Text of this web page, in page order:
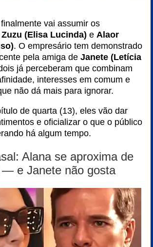
vai assumir os
Zuzu (Elisa Lucinda) e Alaor
. O empresário tem demonstrado
pela amiga de Janete (Letícia
já perceberam que combinam
interesses em comum e
não dá mais para ignorar.
de quarta (13), eles vão dar
e oficializar o que o público
há algum tempo.
Alana se aproxima de
— e Janete não gosta